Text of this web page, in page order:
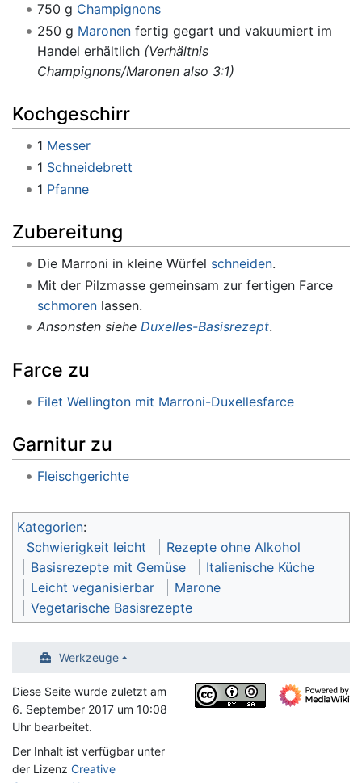
750 g Champignons
250 g Maronenfertig gegart und vakuumiert im
Handel erhältlich (Verhältnis
Champignons/Maronen also 3:1)
Kochgeschirr
1 Messer
1 Schneidebrett
1 Pfanne
Zubereitung
Die Marroni in kleine Würfel schneiden.
Mit der Pilzmasse gemeinsam zur fertigen Farce
schmorenlassen.
Ansonsten siehe Duxelles-Basisrezept.
Farce zu
Filet Wellington mit Marroni-Duxellesfarce
Garnitur zu
Fleischgerichte
Kategorien:
Schwierigkeit leicht
Rezepte ohne Alkohol
Basisrezepte mit Gemüse
Italienische Küche
Leicht veganisierbar
Marone
Vegetarische Basisrezepte
Werkzeuge
Diese Seite wurde zuletzt am
6. September 2017 um 10:08
Uhr bearbeitet.
Der Inhalt ist verfügbar unter
der Lizenz Creative